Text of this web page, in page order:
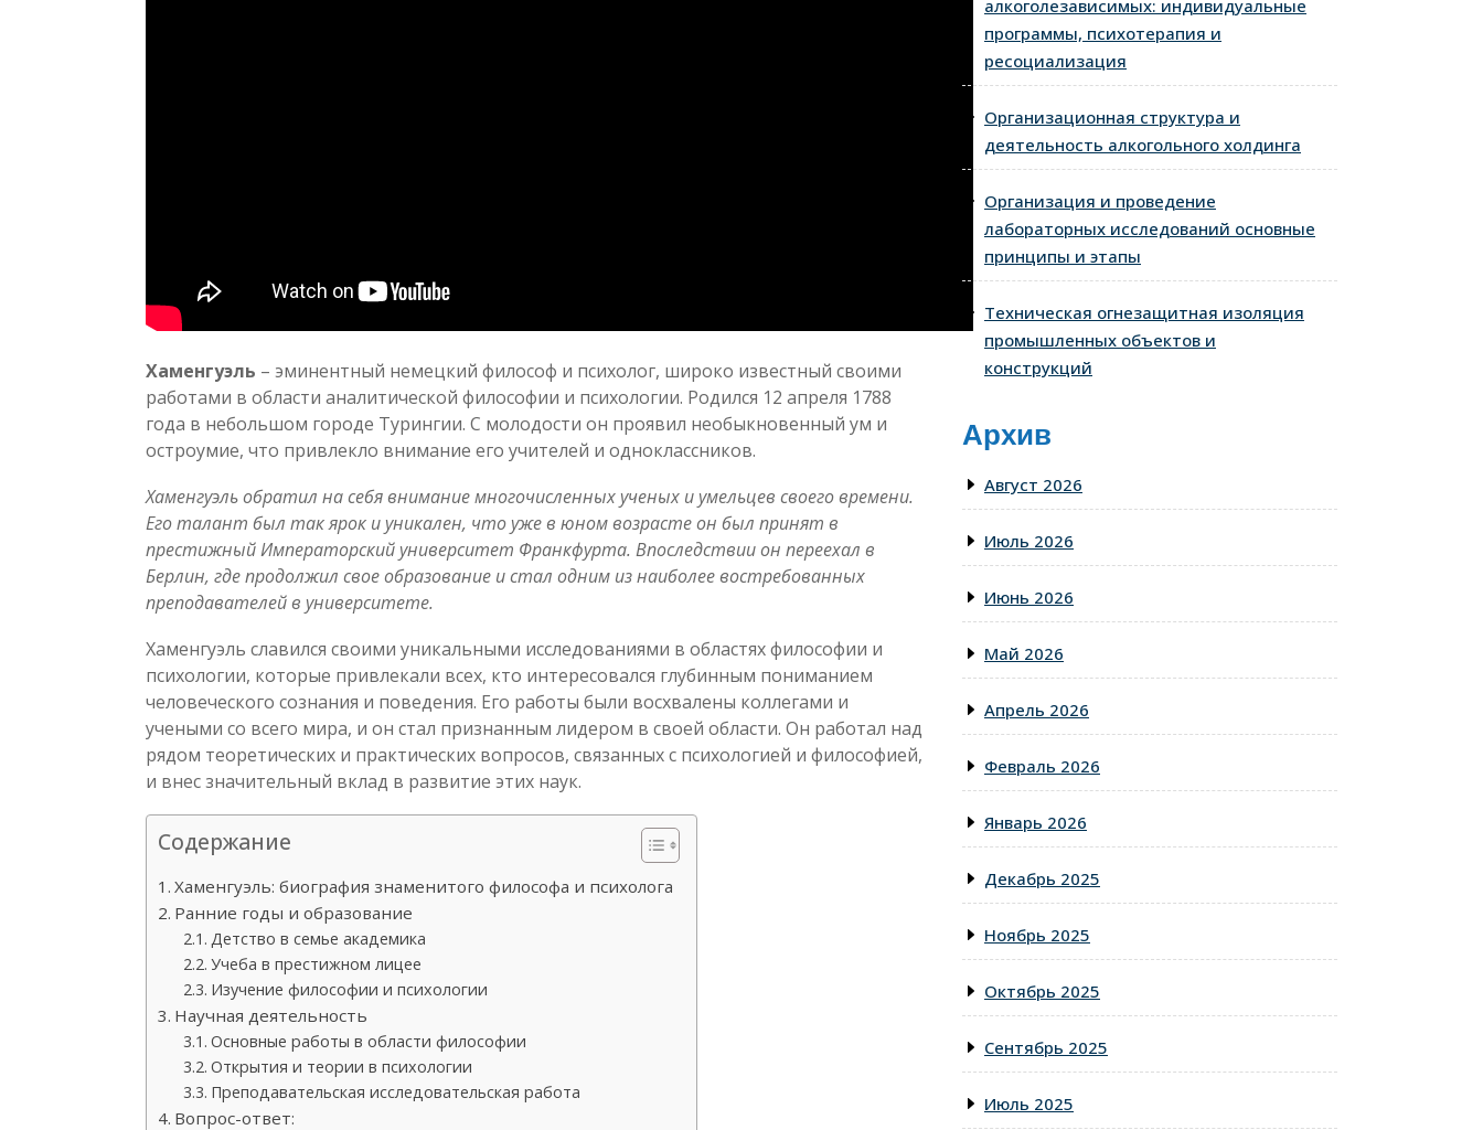
Хаменгуэль – эминентный немецкий философ и психолог, широко известный своими
работами в области аналитической философии и психологии. Родился 12 апреля 1788
года в небольшом городе Турингии. С молодости он проявил необыкновенный ум и
остроумие, что привлекло внимание его учителей и одноклассников.
Хаменгуэль обратил на себя внимание многочисленных ученых и умельцев своего времени.
Его талант был так ярок и уникален, что уже в юном возрасте он был принят в
престижный Императорский университет Франкфурта. Впоследствии он переехал в
Берлин, где продолжил свое образование и стал одним из наиболее востребованных
преподавателей в университете.
Хаменгуэль славился своими уникальными исследованиями в областях философии и
психологии, которые привлекали всех, кто интересовался глубинным пониманием
человеческого сознания и поведения. Его работы были восхвалены коллегами и
учеными со всего мира, и он стал признанным лидером в своей области. Он работал над
рядом теоретических и практических вопросов, связанных с психологией и философией,
и внес значительный вклад в развитие этих наук.
Содержание
Хаменгуэль: биография знаменитого философа и психолога
Ранние годы и образование
Детство в семье академика
Учеба в престижном лицее
Изучение философии и психологии
Научная деятельность
Основные работы в области философии
Открытия и теории в психологии
Преподавательская исследовательская работа
Вопрос-ответ:
алкоголезависимых: индивидуальные
программы, психотерапия и
ресоциализация
Организационная структура и
деятельность алкогольного холдинга
Организация и проведение
лабораторных исследований основные
принципы и этапы
Техническая огнезащитная изоляция
промышленных объектов и
конструкций
Архив
Август 2026
Июль 2026
Июнь 2026
Май 2026
Апрель 2026
Февраль 2026
Январь 2026
Декабрь 2025
Ноябрь 2025
Октябрь 2025
Сентябрь 2025
Июль 2025